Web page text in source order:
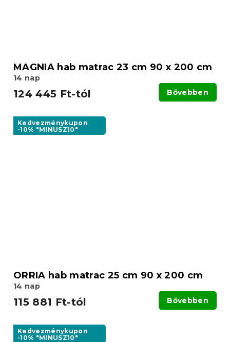
MAGNIA hab matrac 23 cm 90 x 200 cm
14 nap
124 445 Ft-tól Bővebben
Kedvezménykupon
-10% "MINUSZ10"
ORRIA hab matrac 25 cm 90 x 200 cm
14 nap
115 881 Ft-tól Bővebben
Kedvezménykupon
-10% "MINUSZ10"